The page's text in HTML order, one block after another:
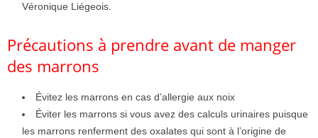
Véronique Liégeois.
Précautions à prendre avant de manger
des marrons
Évitez les marrons en cas d’allergie aux noix
Éviter les marrons si vous avez des calculs urinaires puisque
les marrons renferment des oxalates qui sont à l’origine de